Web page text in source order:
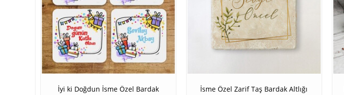
İyi ki Doğdun İsme Özel Bardak
İsme Özel Zarif Taş Bardak Altlığı